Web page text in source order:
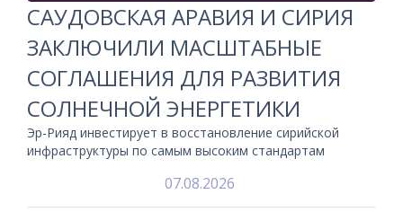
САУДОВСКАЯ АРАВИЯ И СИРИЯ
ЗАКЛЮЧИЛИ МАСШТАБНЫЕ
СОГЛАШЕНИЯ ДЛЯ РАЗВИТИЯ
СОЛНЕЧНОЙ ЭНЕРГЕТИКИ
Эр-Рияд инвестирует в восстановление сирийской
инфраструктуры по самым высоким стандартам
07.08.2026